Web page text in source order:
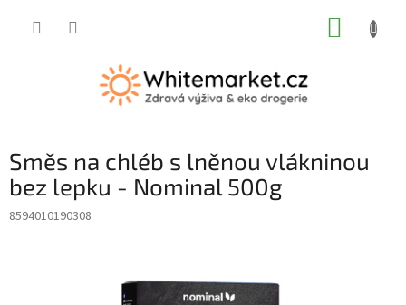
Směs na chléb s lněnou vlákninou
bez lepku - Nominal 500g
8594010190308